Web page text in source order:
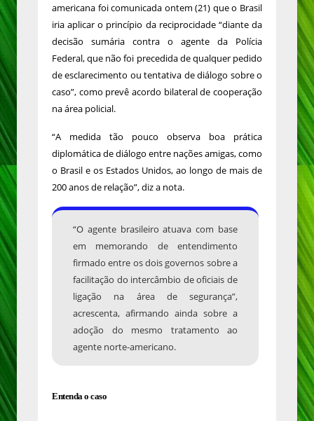
americana foi comunicada ontem (21) que o Brasil
iria aplicar o princípio da reciprocidade “diante da
decisão sumária contra o agente da Polícia
Federal, que não foi precedida de qualquer pedido
de esclarecimento ou tentativa de diálogo sobre o
caso”, como prevê acordo bilateral de cooperação
na área policial.
“A medida tão pouco observa boa prática
diplomática de diálogo entre nações amigas, como
o Brasil e os Estados Unidos, ao longo de mais de
200 anos de relação”, diz a nota.
“O agente brasileiro atuava com base
em memorando de entendimento
firmado entre os dois governos sobre a
facilitação do intercâmbio de oficiais de
ligação na área de segurança”,
acrescenta, afirmando ainda sobre a
adoção do mesmo tratamento ao
agente norte-americano.
Entenda o caso